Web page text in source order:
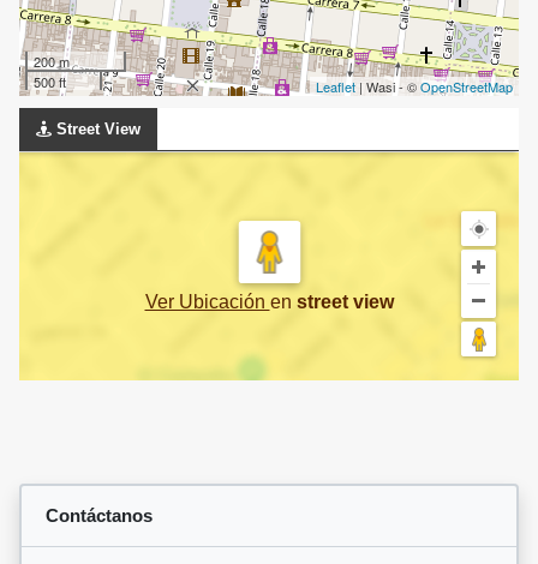
200 m
500 ft
Leaflet | Wasi - ©OpenStreetMap
Street View
Ver Ubicación en street view
Contáctanos